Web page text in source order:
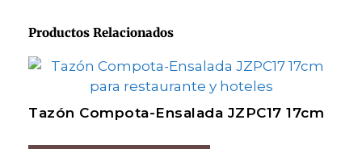
Productos Relacionados
Tazón Compota-Ensalada JZPC17 17cm